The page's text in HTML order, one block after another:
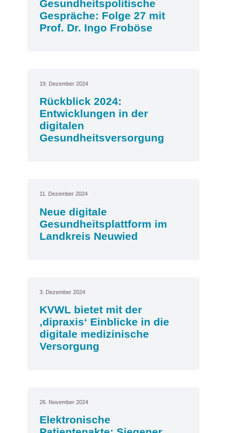
Gesundheitspolitische
Gespräche: Folge 27 mit
Prof. Dr. Ingo Froböse
19. Dezember 2024
Rückblick 2024:
Entwicklungen in der
digitalen
Gesundheitsversorgung
11. Dezember 2024
Neue digitale
Gesundheitsplattform im
Landkreis Neuwied
3. Dezember 2024
KVWL bietet mit der
‚dipraxis‘ Einblicke in die
digitale medizinische
Versorgung
26. November 2024
Elektronische